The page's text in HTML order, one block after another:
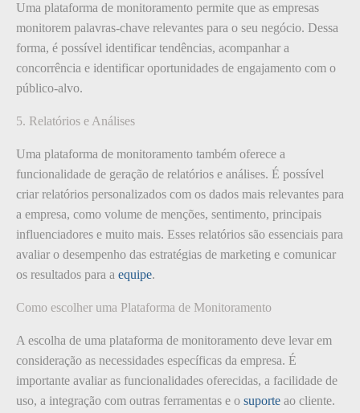
Uma plataforma de monitoramento permite que as empresas
monitorem palavras-chave relevantes para o seu negócio. Dessa
forma, é possível identificar tendências, acompanhar a
concorrência e identificar oportunidades de engajamento com o
público-alvo.
5. Relatórios e Análises
Uma plataforma de monitoramento também oferece a
funcionalidade de geração de relatórios e análises. É possível
criar relatórios personalizados com os dados mais relevantes para
a empresa, como volume de menções, sentimento, principais
influenciadores e muito mais. Esses relatórios são essenciais para
avaliar o desempenho das estratégias de marketing e comunicar
os resultados para a equipe.
Como escolher uma Plataforma de Monitoramento
A escolha de uma plataforma de monitoramento deve levar em
consideração as necessidades específicas da empresa. É
importante avaliar as funcionalidades oferecidas, a facilidade de
uso, a integração com outras ferramentas e o suporte ao cliente.